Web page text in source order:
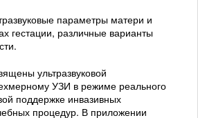
параметры матери и
гестации, различные варианты
ультразвуковой
УЗИ в режиме реального
поддержке инвазивных
процедур. В приложении